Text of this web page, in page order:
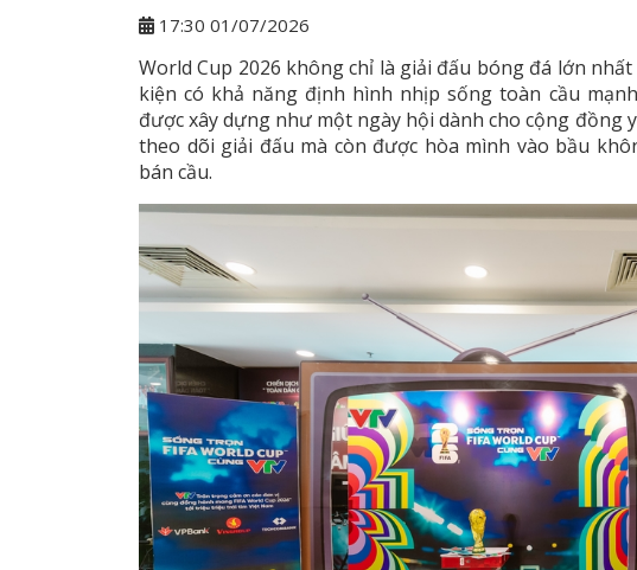
17:30 01/07/2026
World Cup 2026 không chỉ là giải đấu bóng đá lớn
kiện có khả năng định hình nhịp sống toàn cầu
được xây dựng như một ngày hội dành cho cộng đồng
theo dõi giải đấu mà còn được hòa mình vào bầu
bán cầu.